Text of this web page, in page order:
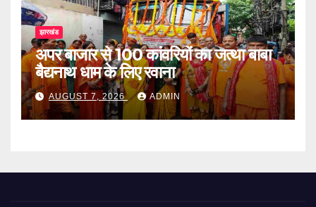
झारखंड
अपर बाजार से 100 कांवरियों का जत्था बाबा
बैद्यनाथ धाम के लिए रवाना
AUGUST 7, 2026 ADMIN